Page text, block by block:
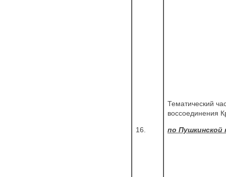
16.
Тематический
воссоединения
по Пушкинской